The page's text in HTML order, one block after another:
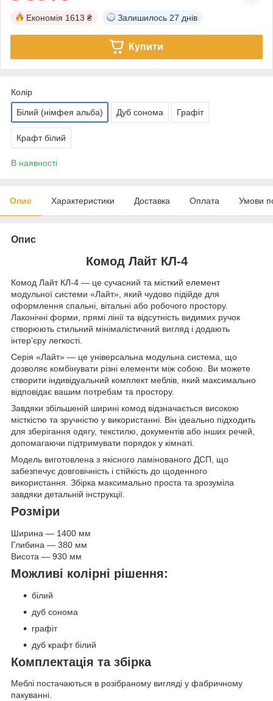
Економія 1613 ₴ Залишилось 27 днів
Купити
Колір
Білий (німфея альба) Дуб сонома Графіт
Крафт білий
В наявності
Опис Характеристики Доставка Оплата Умови
Опис
Комод Лайт КЛ-4
Комод Лайт КЛ-4 — це сучасний та місткий елемент
модульної системи «Лайт», який чудово підійде для
оформлення спальні, вітальні або робочого простору.
Лаконічні форми, прямі лінії та відсутність видимих ручок
створюють стильний мінімалістичний вигляд і додають
інтер’єру легкості.
Серія «Лайт» — це універсальна модульна система, що
дозволяє комбінувати різні елементи між собою. Ви можете
створити індивідуальний комплект меблів, який максимально
відповідає вашим потребам та простору.
Завдяки збільшеній ширині комод відзначається високою
місткістю та зручністю у використанні. Він ідеально підходить
для зберігання одягу, текстилю, документів або інших речей,
допомагаючи підтримувати порядок у кімнаті.
Модель виготовлена з якісного ламінованого ДСП, що
забезпечує довговічність і стійкість до щоденного
використання. Збірка максимально проста та зрозуміла
завдяки детальній інструкції.
Розміри
Ширина — 1400 мм
Глибина — 380 мм
Висота — 930 мм
Можливі колірні рішення:
білий
дуб сонома
графіт
дуб крафт білий
Комплектація та збірка
Меблі постачаються в розібраному вигляді у фабричному
пакуванні.